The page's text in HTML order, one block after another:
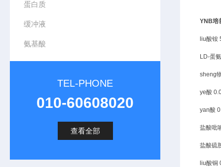
蛋白质
缓冲液
氨基酸
TEL-PHONE
010-60608020
查看全部
YNB培
liu酸铵
LD-
sheng
ye酸
yan酸
盐酸吡
盐酸硫
liu酸铜